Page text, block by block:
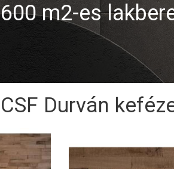
600 m2-es
CSF Durván